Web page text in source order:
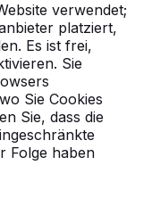
verwendet;
platziert,
Es ist frei,
Sie
Sie Cookies
Sie, dass die
Folge haben